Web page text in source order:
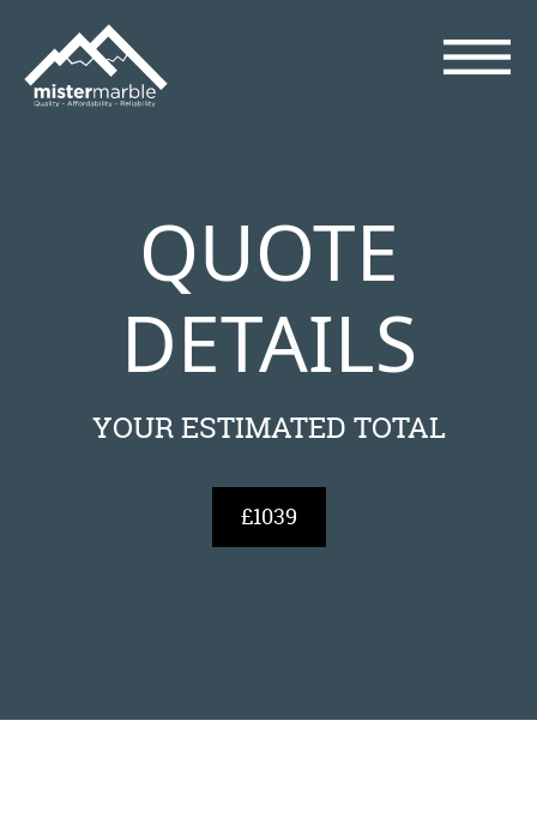
QUOTE
DETAILS
YOUR ESTIMATED TOTAL
£1039